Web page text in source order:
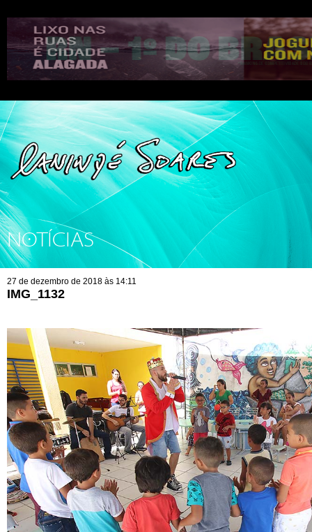
NOTÍCIAS
27 de dezembro de 2018 às 14:11
IMG_1132